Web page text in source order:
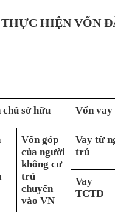
HIỆN VỐN
chủ sở hữu Vốn vay
Vốn góp
của người
không cư
trú
chuyển
vào VN
Vay từ
trú
Vay
TCTD